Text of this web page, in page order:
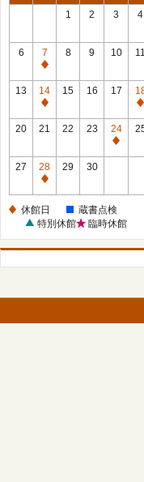
1 2 3 4
6
7
休
館
日
8 9 10 11
13
14
休
館
15 16 17
休
20 21 22 23
24
休
27
28
休
日
29 30
休館日
蔵書点検
特別休館
臨時休館